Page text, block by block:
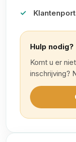
Hulp nodig?
Komt u er
inschrijving?